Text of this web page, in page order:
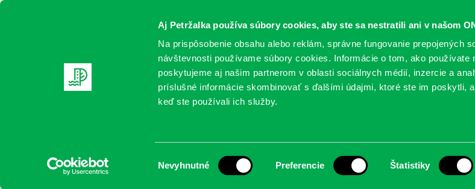
Aj Petržalka používa súbory cookies, aby ste sa nestratili ani v našom
Na prispôsobenie obsahu alebo reklám, správne fungovanie prepojených
návštevnosti používame súbory cookies. Informácie o tom, ako používate
poskytujeme aj našim partnerom v oblasti sociálnych médií, inzercie a
príslušné informácie skombinovať s ďalšími údajmi, ktoré ste im poskytli,
keď ste používali ich služby.
súhlasu
Nevyhnutné Preferencie Štatistiky
REGISTRUJTE SA ONLINE KATALÓGY SLUŽBY PODUJATIA
Karolová, Kateřina: Zítřek ti nikdo